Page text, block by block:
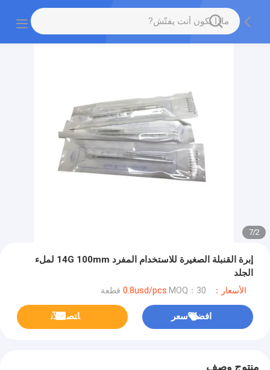
2
/
7
إبرة القنبلة الصغيرة للاستخدام المفرد 14G 100mm لملء
الجلد
الأسعار：0.8usd/pcs MOQ：30 قطعة
افضل سعر ﺎﺘﺼﻟ ﺍﻶﻧ
منتوج وصف